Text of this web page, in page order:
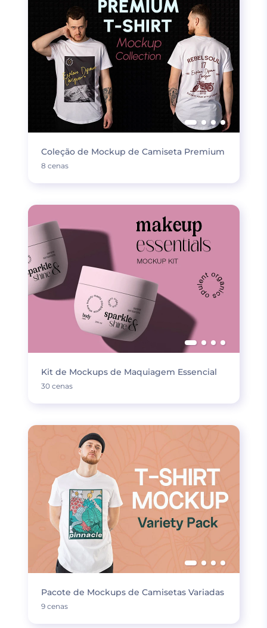
Coleção de Mockup de Camiseta Premium
8 cenas
Kit de Mockups de Maquiagem Essencial
30 cenas
Pacote de Mockups de Camisetas Variadas
9 cenas